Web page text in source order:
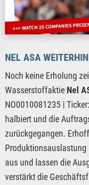
NEL ASA
Noch keine Erholung
Wasserstoffaktie Nel
NO0010081235 |
halbiert und die
zurückgegangen.
aus und lassen die
verstärkt die